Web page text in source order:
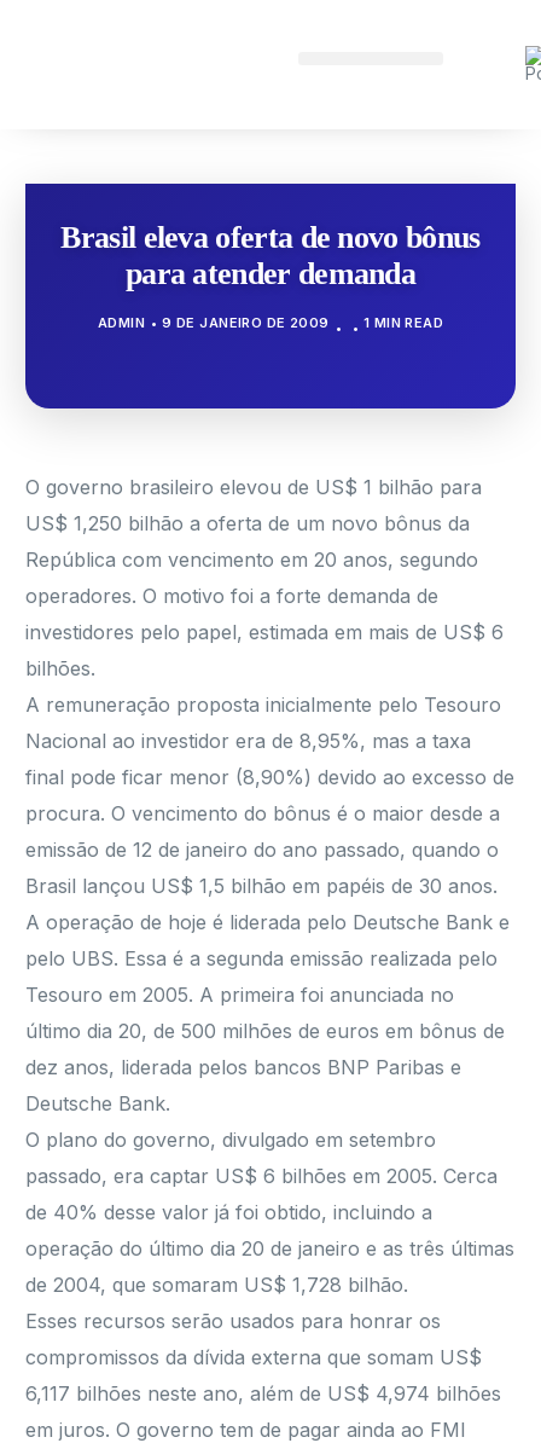
Brasil eleva oferta de novo bônus
para atender demanda
ADMIN 9 DE JANEIRO DE 2009 1 MIN READ
O governo brasileiro elevou de US$ 1 bilhão para
US$ 1,250 bilhão a oferta de um novo bônus da
República com vencimento em 20 anos, segundo
operadores. O motivo foi a forte demanda de
investidores pelo papel, estimada em mais de US$ 6
bilhões.
A remuneração proposta inicialmente pelo Tesouro
Nacional ao investidor era de 8,95%, mas a taxa
final pode ficar menor (8,90%) devido ao excesso de
procura. O vencimento do bônus é o maior desde a
emissão de 12 de janeiro do ano passado, quando o
Brasil lançou US$ 1,5 bilhão em papéis de 30 anos.
A operação de hoje é liderada pelo Deutsche Bank e
pelo UBS. Essa é a segunda emissão realizada pelo
Tesouro em 2005. A primeira foi anunciada no
último dia 20, de 500 milhões de euros em bônus de
dez anos, liderada pelos bancos BNP Paribas e
Deutsche Bank.
O plano do governo, divulgado em setembro
passado, era captar US$ 6 bilhões em 2005. Cerca
de 40% desse valor já foi obtido, incluindo a
operação do último dia 20 de janeiro e as três últimas
de 2004, que somaram US$ 1,728 bilhão.
Esses recursos serão usados para honrar os
compromissos da dívida externa que somam US$
6,117 bilhões neste ano, além de US$ 4,974 bilhões
em juros. O governo tem de pagar ainda ao FMI